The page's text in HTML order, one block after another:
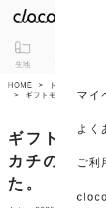
生地 アイテム
マイ
よく
ご利
HOME トピックス
ギフトモールで、
ギフトモー
カチの特集
た。